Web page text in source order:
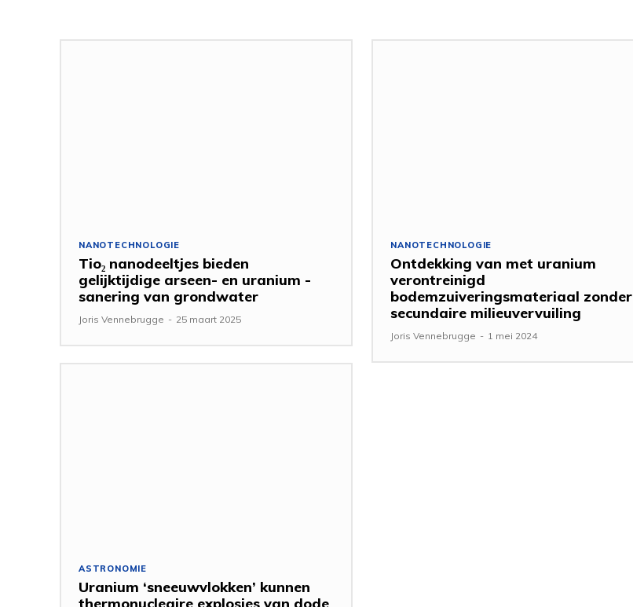
NANOTECHNOLOGIE
Tio₂ nanodeeltjes bieden
gelijktijdige arseen- en uranium -
sanering van grondwater
Joris Vennebrugge - 25 maart 2025
NANOTECHNOLOGIE
Ontdekking van met uranium
verontreinigd
bodemzuiveringsmateriaal zonder
secundaire milieuvervuiling
Joris Vennebrugge - 1 mei 2024
ASTRONOMIE
Uranium ‘sneeuwvlokken’ kunnen
thermonucleaire explosies van dode